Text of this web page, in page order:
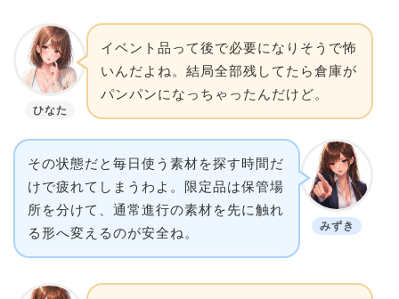
ひなた
イベント品って後で必要になりそうで怖
いんだよね。結局全部残してたら倉庫が
パンパンになっちゃったんだけど。
みずき
その状態だと毎日使う素材を探す時間だ
けで疲れてしまうわよ。限定品は保管場
所を分けて、通常進行の素材を先に触れ
る形へ変えるのが安全ね。